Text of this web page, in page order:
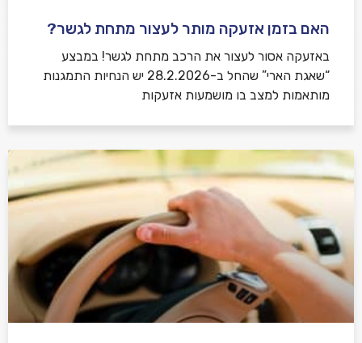
האם בזמן אזעקה מותר לעצור מתחת לגשר?
באזעקה אסור לעצור את הרכב מתחת לגשר! במבצע
“שאגת הארי” שהחל ב-28.2.2026 יש הנחיות התמגנות
מותאמות למצב בו מושמעות אזעקות